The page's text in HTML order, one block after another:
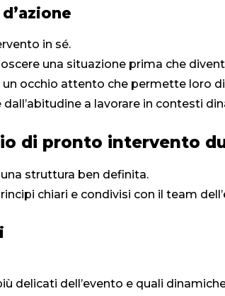
in sé.
una situazione prima che
occhio attento che permette loro
a lavorare in contesti
di pronto intervento
struttura ben definita.
chiari e condivisi con il team
delicati dell’evento e quali